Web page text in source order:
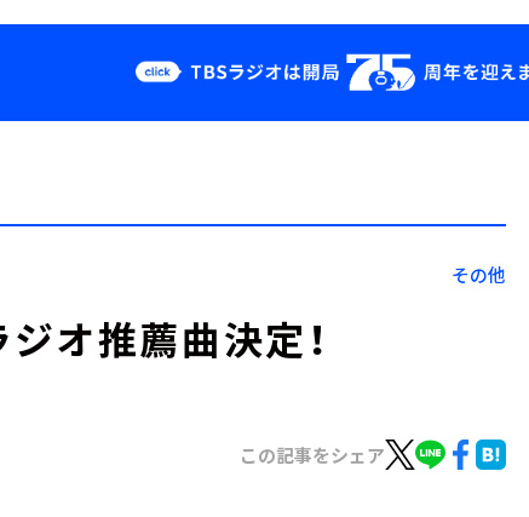
Podcast
YouTube
その他
オ推薦曲決定！
この記事をシェア